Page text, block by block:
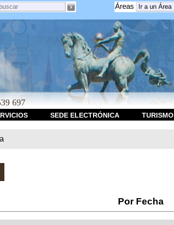
Áreas
697
SEDE ELECTRÓNICA TURISMO
Por Fecha